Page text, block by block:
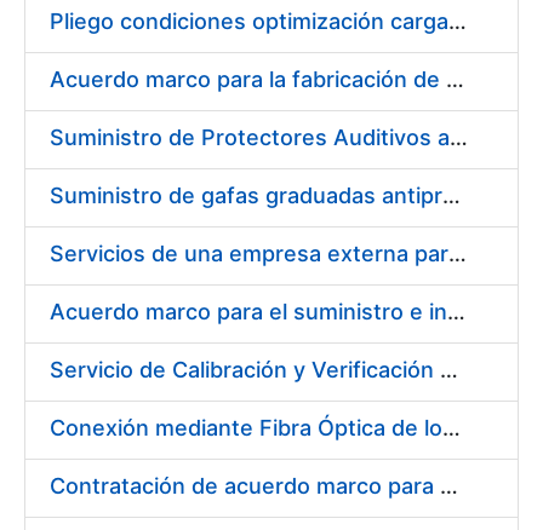
Show/Hide
Pliego condiciones optimización cargas compras firmado
Acuerdo marco para la fabricación de piezas
Suministro de Protectores Auditivos a medida para las personas trabajadoras de los Centros de Trabajo de Madrid y Burgos
Suministro de gafas graduadas antiproyecciones para los trabajadores de la FNMT-RCM en los centros de trabajo de Madrid y Burgos
Servicios de una empresa externa para el asesoramiento y resolución de los recursos de alzada que se presentan relacionados con procesos de selección para la FNMT-RCM
Acuerdo marco para el suministro e instalación de persianas, estores y otros complementos
Servicio de Calibración y Verificación Externa de los Equipos de Medición del Servicio de Prevención de la FNMT-RCM
Conexión mediante Fibra Óptica de los Centros de Proceso de Datos (CPDs) de las sedes de la FNMT-RCM de Burgos y Madrid
Contratación de acuerdo marco para el Suministro de Material de Electricidad para la Fábrica Nacional de Moneda y Timbre-Real Casa de la Moneda en su centro de trabajo de Burgos